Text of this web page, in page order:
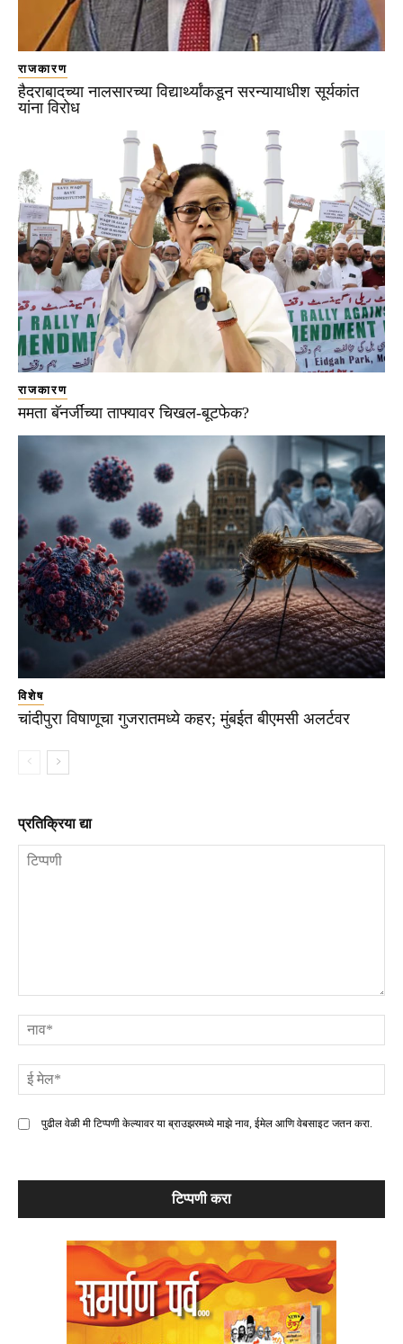
राजकारण
हैदराबादच्या नालसारच्या विद्यार्थ्यांकडून सरन्यायाधीश सूर्यकांत
यांना विरोध
राजकारण
ममता बॅनर्जींच्या ताफ्यावर चिखल-बूटफेक?
विशेष
चांदीपुरा विषाणूचा गुजरातमध्ये कहर; मुंबईत बीएमसी अलर्टवर
प्रतिक्रिया द्या
पुढील वेळी मी टिप्पणी केल्यावर या ब्राउझरमध्ये माझे नाव, ईमेल आणि वेबसाइट जतन करा.